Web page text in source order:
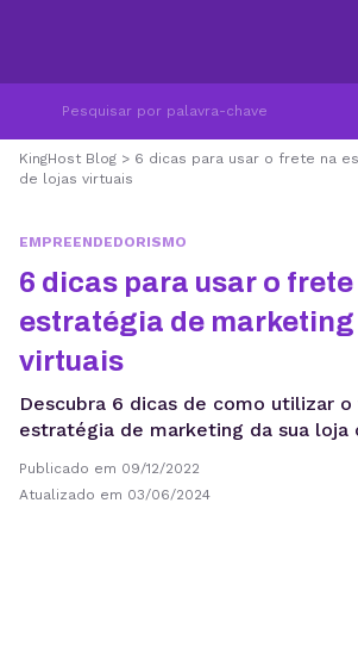
KingHost Blog > 6 dicas para usar o frete na
de lojas virtuais
EMPREENDEDORISMO
6 dicas para usar o frete
estratégia de
virtuais
Descubra 6 dicas de como utilizar
estratégia de marketing da sua loja
Publicado em 09/12/2022
Atualizado em 03/06/2024